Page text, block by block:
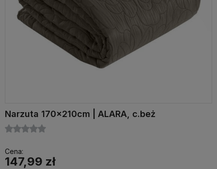
Narzuta 170x210cm | ALARA, c.beż
Cena:
147,99 zł